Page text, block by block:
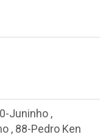
Juninho ,
, 88-Pedro Ken